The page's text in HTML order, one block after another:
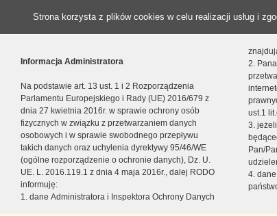
Strona korzysta z plików cookies w celu realizacji usług i
Informacja Administratora
Na podstawie art. 13 ust. 1 i 2 Rozporządzenia
Parlamentu Europejskiego i Rady (UE) 2016/679 z
dnia 27 kwietnia 2016r. w sprawie ochrony osób
fizycznych w związku z przetwarzaniem danych
osobowych i w sprawie swobodnego przepływu
takich danych oraz uchylenia dyrektywy 95/46/WE
(ogólne rozporządzenie o ochronie danych), Dz. U.
UE. L. 2016.119.1 z dnia 4 maja 2016r., dalej RODO
informuję:
1. dane Administratora i Inspektora Ochrony Danych
2.
ust.1
3.
Pan/
4.